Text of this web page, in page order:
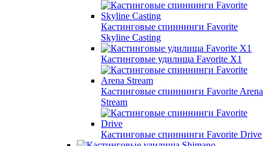
Кастинговые спиннинги Favorite
Skyline Casting
Кастинговые удилища Favorite X1
Кастинговые спиннинги Favorite Arena
Stream
Кастинговые спиннинги Favorite Drive